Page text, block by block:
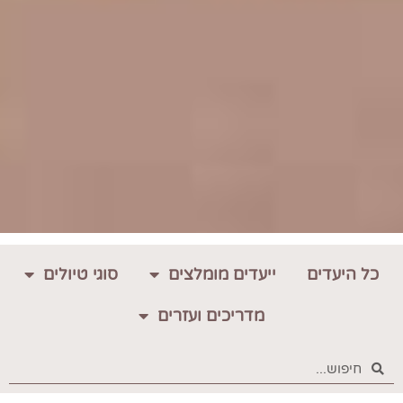
כל היעדים ייעדים מומלצים סוגי טיולים
מדריכים ועזרים